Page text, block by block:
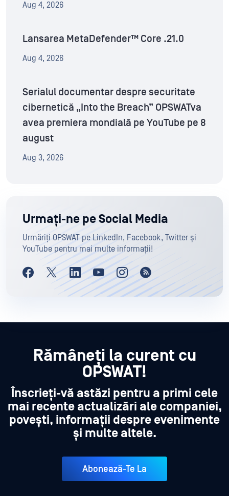
Aug 4, 2026
Lansarea MetaDefender™ Core .21.0
Aug 4, 2026
Serialul documentar despre securitate
cibernetică „Into the Breach” OPSWATva
avea premiera mondială pe YouTube pe 8
august
Aug 3, 2026
Urmați-ne pe Social Media
Urmăriți OPSWAT pe LinkedIn, Facebook, Twitter și
YouTube pentru mai multe informații!
Rămâneți la curent cu
OPSWAT!
Înscrieți-vă astăzi pentru a primi cele
mai recente actualizări ale companiei,
povești, informații despre evenimente
și multe altele.
Abonează-Te La